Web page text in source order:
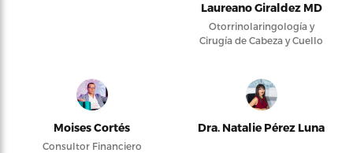
Laureano Giraldez MD
Otorrinolaringología y
Cirugía de Cabeza y Cuello
Moises Cortés
Consultor Financiero
Dra. Natalie Pérez Luna